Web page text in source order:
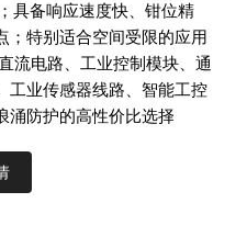
具备响应速度快、钳位精
；特别适合空间受限的应用
流电路、工业控制模块、通
工业传感器线路、智能工控
涌防护的高性价比选择